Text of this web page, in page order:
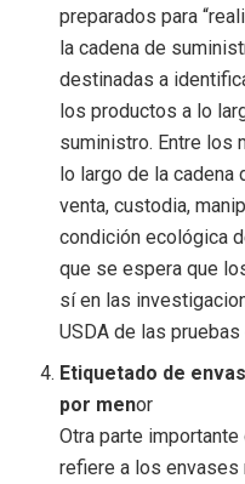
preparados para
la cadena de
destinadas a
los productos a lo
suministro. Entre los
lo largo de la cadena
venta, custodia,
condición ecológica
que se espera que
sí en las
USDA de las
Etiquetado de
por menor
Otra parte importante
refiere a los envases